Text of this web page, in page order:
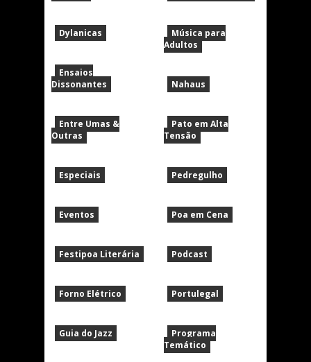
Dylanicas
Ensaios
Dissonantes
Entre Umas &
Outras
Especiais
Eventos
Festipoa Literária
Forno Elétrico
Guia do Jazz
Música para
Adultos
Nahaus
Pato em Alta
Tensão
Pedregulho
Poa em Cena
Podcast
Portulegal
Programa
Temático